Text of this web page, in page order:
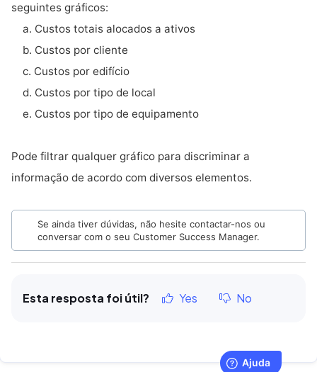
seguintes gráficos:
a. Custos totais alocados a ativos
b. Custos por cliente
c. Custos por edifício
d. Custos por tipo de local
e. Custos por tipo de equipamento
Pode filtrar qualquer gráfico para discriminar a
informação de acordo com diversos elementos.
Se ainda tiver dúvidas, não hesite contactar-nos ou
conversar com o seu Customer Success Manager.
Esta resposta foi útil? Yes No